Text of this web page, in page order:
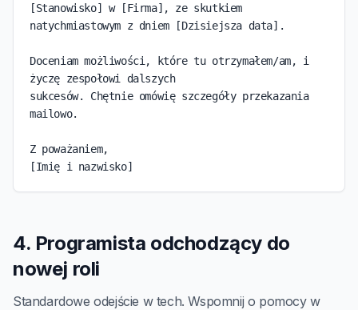
[Stanowisko] w [Firma], ze skutkiem
natychmiastowym z dniem [Dzisiejsza data].
Doceniam możliwości, które tu otrzymałem/am, i
życzę zespołowi dalszych
sukcesów. Chętnie omówię szczegóły przekazania
mailowo.
Z poważaniem,
[Imię i nazwisko]
4. Programista odchodzący do
nowej roli
Standardowe odejście w tech. Wspomnij o pomocy w